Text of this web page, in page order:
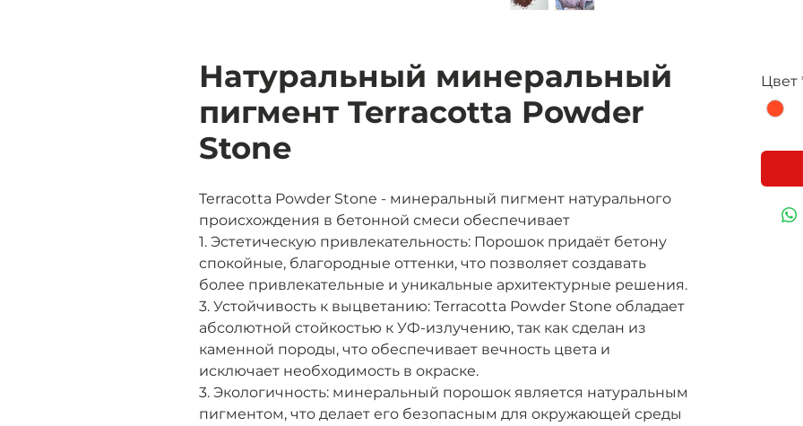
Натуральный минеральный
пигмент Terracotta Powder
Stone
Terracotta Powder Stone - минеральный пигмент натурального
происхождения в бетонной смеси обеспечивает
1. Эстетическую привлекательность: Порошок придаёт бетону
спокойные, благородные оттенки, что позволяет создавать
более привлекательные и уникальные архитектурные решения.
3. Устойчивость к выцветанию: Terracotta Powder Stone обладает
абсолютной стойкостью к УФ-излучению, так как сделан из
каменной породы, что обеспечивает вечность цвета и
исключает необходимость в окраске.
3. Экологичность: минеральный порошок является натуральным
пигментом, что делает его безопасным для окружающей среды
Цвет